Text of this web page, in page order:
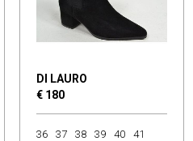
DI LAURO
€ 180
36 37 38 39 40
41